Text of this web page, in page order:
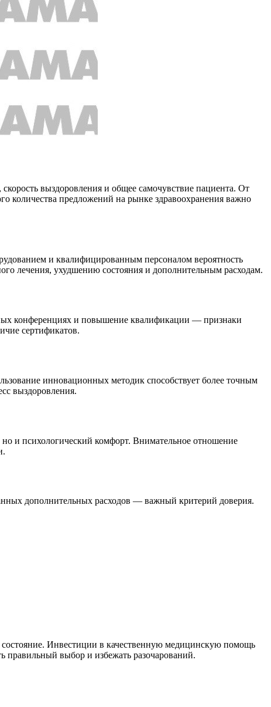
выздоровления и общее самочувствие пациента. От
количества предложений на рынке здравоохранения важно
и квалифицированным персоналом вероятность
лечения, ухудшению состояния и дополнительным расходам.
конференциях и повышение квалификации — признаки
сертификатов.
инновационных методик способствует более точным
выздоровления.
и психологический комфорт. Внимательное отношение
дополнительных расходов — важный критерий доверия.
Инвестиции в качественную медицинскую помощь
правильный выбор и избежать разочарований.